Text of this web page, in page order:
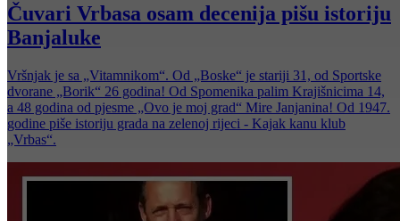
Čuvari Vrbasa osam decenija pišu istoriju
Banjaluke
Vršnjak je sa „Vitamnikom“. Od „Boske“ je stariji 31, od Sportske
dvorane „Borik“ 26 godina! Od Spomenika palim Krajišnicima 14,
a 48 godina od pjesme „Ovo je moj grad“ Mire Janjanina! Od 1947.
godine piše istoriju grada na zelenoj rijeci - Kajak kanu klub
„Vrbas“.